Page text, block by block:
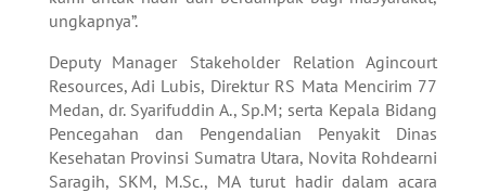
ungkapnya”.
Deputy Manager Stakeholder Relation Agincourt
Resources, Adi Lubis, Direktur RS Mata Mencirim 77
Medan, dr. Syarifuddin A., Sp.M; serta Kepala Bidang
Pencegahan dan Pengendalian Penyakit Dinas
Kesehatan Provinsi Sumatra Utara, Novita Rohdearni
Saragih, SKM, M.Sc., MA turut hadir dalam acara